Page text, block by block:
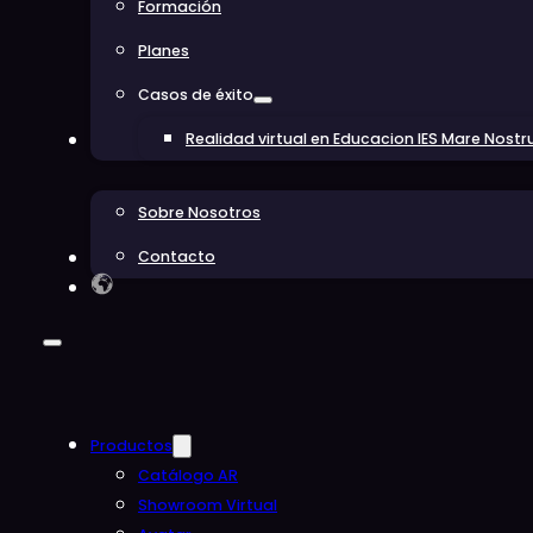
Formación
Planes
Casos de éxito
Realidad virtual en Educacion IES Mare
Conócenos
Sobre Nosotros
Contacto
Blog
Productos
Catálogo AR
Showroom Virtual